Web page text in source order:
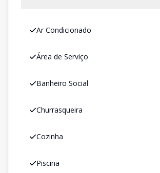
Ar Condicionado
Área de Serviço
Banheiro Social
Churrasqueira
Cozinha
Piscina